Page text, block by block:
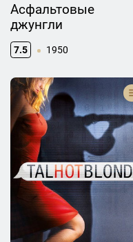
Асфальтовые
джунгли
7.5 1950